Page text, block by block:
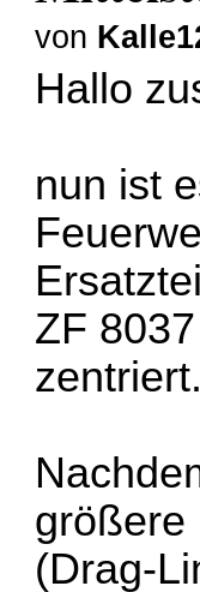
von
Hallo
nun ist
ZF
zentriert.
größere
(Drag-